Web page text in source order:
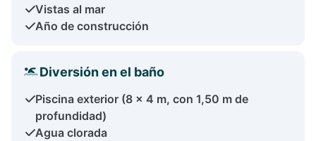
Vistas al mar
Año de construcción
Diversión en el baño
Piscina exterior (8 x 4 m, con 1,50 m de
profundidad)
Agua clorada